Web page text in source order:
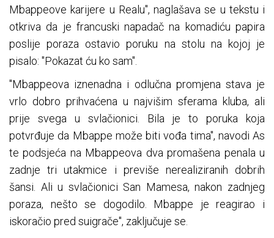
Mbappeove karijere u Realu", naglašava se u tekstu i
otkriva da je francuski napadač na komadiću papira
poslije poraza ostavio poruku na stolu na kojoj je
pisalo: "Pokazat ću ko sam".
"Mbappeova iznenadna i odlučna promjena stava je
vrlo dobro prihvaćena u najvišim sferama kluba, ali
prije svega u svlačionici. Bila je to poruka koja
potvrđuje da Mbappe može biti vođa tima", navodi As
te podsjeća na Mbappeova dva promašena penala u
zadnje tri utakmice i previše nerealiziranih dobrih
šansi. Ali u svlačionici San Mamesa, nakon zadnjeg
poraza, nešto se dogodilo. Mbappe je reagirao i
iskoračio pred suigrače", zaključuje se.